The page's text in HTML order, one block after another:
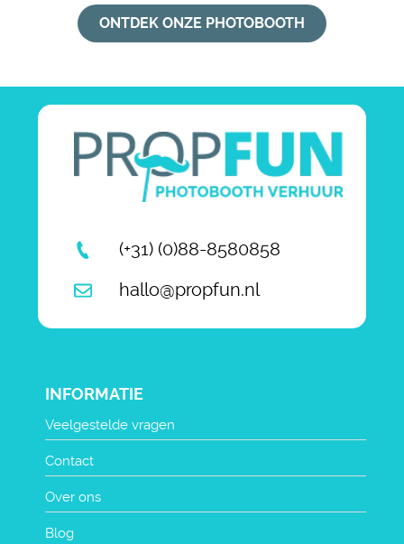
ONTDEK ONZE PHOTOBOOTH
(+31) (0)88-8580858
hallo@propfun.nl
INFORMATIE
Veelgestelde vragen
Contact
Over ons
Blog